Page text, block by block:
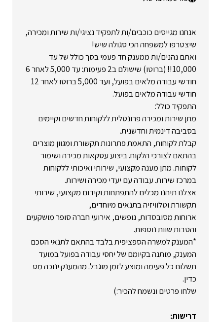
אנחנו מגייסים כוכבים/ות לתפקיד נציגי/ות שירות ומכירה,
שיצטרפו למשפחה הכי סגולה שיש!
ואתם נהנים/ות ממענק חד פעמי בסך כולל של עד
10,000!! (ברוטו) שישולם ב2 פעימות: עד 5,000 לאחר 6
חודשי עבודה מלאים בפועל, ועד 5,000 ברוטו לאחר 12
חודשי עבודה מלאים בפועל.
התפקיד כולל:
מתן שירות ומכירה פרונטלית ללקוחות חדשים וקיימים
בסביבה דינמית וחדשנית.
קבלת לקוחות, התאמת פתרונות תקשורת ומגוון מוצרים
בהתאם לצורכי הלקוח. ביצוע עסקאות מכירה ושימור
לקוחות. מתן מענה מקצועי, שירותי ואיכותי ללקוחות
במרכז שירות. עבודה עם יעדי מכירה ושירות.
אצלנו תיהנו מכלים להתפתחות וקידום מקצועי, שירותי
תקשורת וטלוויזיה בתנאים מיוחדים,
ארוחות מסובסדות, נופשים, אירועי חברה סופר מושקעים
והטבות שוות נוספות.
*המענק למשרה הספציפית בלבד בהתאם לתנאי הסכם
המענק, מותנה בקיומם של יחסי עבודה בפועל במועד
תשלום כל פעימה ומוצע לזמן מוגבל. מהמענק ינוכה מס
כדין.
שלחו פרטים ונשמח להכיר:)
דרישות: